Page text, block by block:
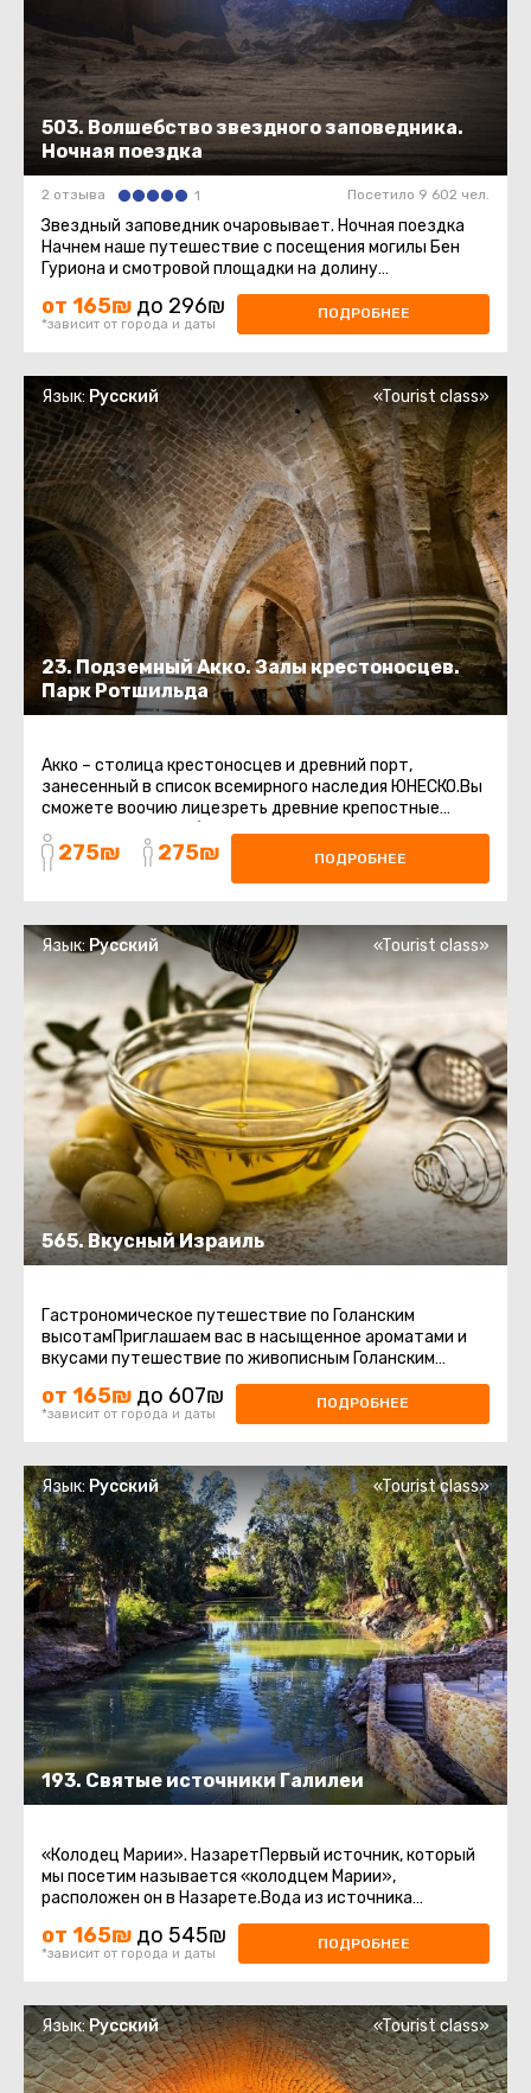
503. Волшебство звездного заповедника.
Ночная поездка
2 отзыва 1 Посетило 9 602 чел.
Звездный заповедник очаровывает. Ночная поездка
Начнем наше путешествие с посещения могилы Бен
Гуриона и смотровой площадки на долину
Цин.Эксклюзивно! Узнаем тайну ...
от 165₪ до 296₪
*зависит от города и даты
ПОДРОБНЕЕ
23. Подземный Акко. Залы крестоносцев.
Парк Ротшильда
Язык: Русский «Tourist class»
Акко – столица крестоносцев и древний порт,
занесенный в список всемирного наследия ЮНЕСКО.Вы
сможете воочию лицезреть древние крепостные
стены, восточный базар, старинные ...
275₪ 275₪ ПОДРОБНЕЕ
565. Вкусный Израиль
Язык: Русский «Tourist class»
Гастрономическое путешествие по Голанским
высотамПриглашаем вас в насыщенное ароматами и
вкусами путешествие по живописным Голанским
высотам – региону, где природа ...
от 165₪ до 607₪
*зависит от города и даты
ПОДРОБНЕЕ
193. Святые источники Галилеи
Язык: Русский «Tourist class»
«Колодец Марии». НазаретПервый источник, который
мы посетим называется «колодцем Марии»,
расположен он в Назарете.Вода из источника
считается священной у христиан.Храм ...
от 165₪ до 545₪
*зависит от города и даты
ПОДРОБНЕЕ
Язык:Русский «Tourist class»